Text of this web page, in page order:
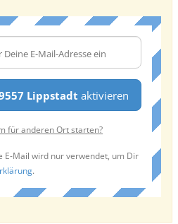
Lippstadt aktivieren
für anderen Ort starten?
E-Mail wird nur verwendet, um Dir
.